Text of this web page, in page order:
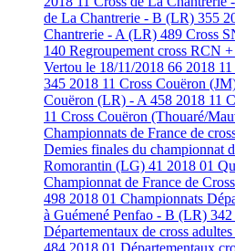
de La Chantrerie - B (LR) 355
Chantrerie - A (LR) 489 Cross
140 Regroupement cross RCN
Vertou le 18/11/2018 66 2018
345 2018 11 Cross Couëron
Couëron (LR) - A 458 2018 11
11 Cross Couëron (Thouaré/
Championnats de France de
Demies finales du championnat
Romorantin (LG) 41 2018 01
Championnat de France de
498 2018 01 Championnats
à Guémené Penfao - B (LR) 342
Départementaux de cross
484 2018 01 Départementaux